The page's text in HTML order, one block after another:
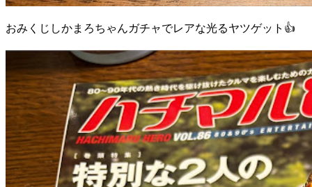
おみくじしかまろちゃんガチャでレアな光るヤツゲット👍